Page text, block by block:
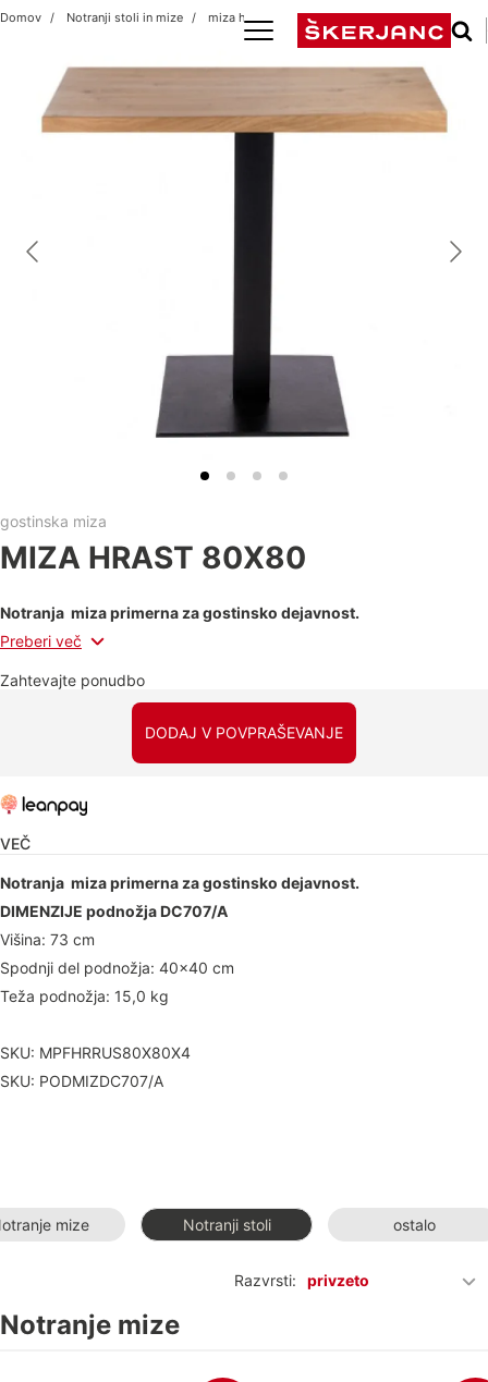
Domov Notranji stoli in mize miza hrast 80X80
gostinska miza
MIZA HRAST 80X80
Notranja miza primerna za gostinsko dejavnost.
Preberi več
Zahtevajte ponudbo
DODAJ V POVPRAŠEVANJE
VEČ
Notranja miza primerna za gostinsko dejavnost.
DIMENZIJE podnožja DC707/A
Višina: 73 cm
Spodnji del podnožja: 40x40 cm
Teža podnožja: 15,0 kg
SKU: MPFHRRUS80X80X4
SKU: PODMIZDC707/A
mize Notranji stoli ostalo
Razvrsti: privzeto
Notranje mize